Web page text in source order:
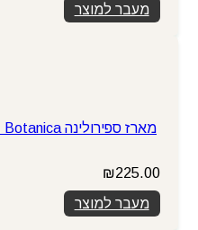
מעבר למוצר
מארז ספירולינה Botanica בוטניקה לשיער ללא מלחים + תיק
₪225.00
מעבר למוצר